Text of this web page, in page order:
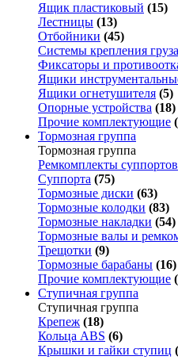
Ящик пластиковый (15)
Лестницы (13)
Отбойники (45)
Системы крепления груза
Фиксаторы и
Ящики
Ящики огнетушителя (5)
Опорные устройства (18)
Прочие комплектующие
Тормозная группа
Тормозная группа
Ремкомплекты суппортов
Суппорта (75)
Тормозные диски (63)
Тормозные колодки (83)
Тормозные накладки (54)
Тормозные валы и
Трещотки (9)
Тормозные барабаны (16)
Прочие комплектующие
Ступичная группа
Ступичная группа
Крепеж (18)
Кольца ABS (6)
Крышки и гайки ступиц